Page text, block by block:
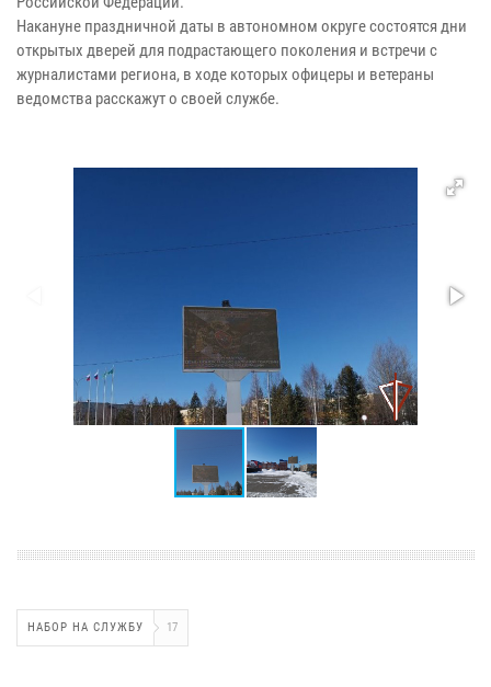
Накануне праздничной даты в автономном округе состоятся дни
открытых дверей для подрастающего поколения и встречи с
журналистами региона, в ходе которых офицеры и ветераны
ведомства расскажут о своей службе.
НАБОР НА СЛУЖБУ 17